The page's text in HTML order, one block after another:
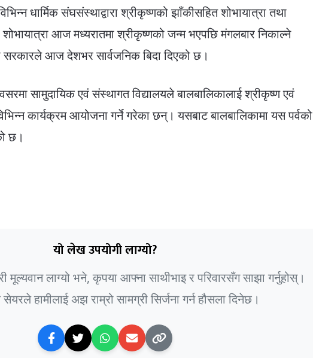
धार्मिक संघसंस्थाद्वारा श्रीकृष्णको झाँकीसहित शोभायात्रा तथा
आज मध्यरातमा श्रीकृष्णको जन्म भएपछि मंगलबार निकाल्ने
सरकारले आज देशभर सार्वजनिक बिदा दिएको छ।
सामुदायिक एवं संस्थागत विद्यालयले बालबालिकालाई श्रीकृष्ण एवं
कार्यक्रम आयोजना गर्ने गरेका छन्। यसबाट बालबालिकामा यस पर्वको
छ।
यो लेख उपयोगी लाग्यो?
मूल्यवान लाग्यो भने, कृपया आफ्ना साथीभाइ र परिवारसँग साझा गर्नुहोस्।
हामीलाई अझ राम्रो सामग्री सिर्जना गर्न हौसला दिनेछ।